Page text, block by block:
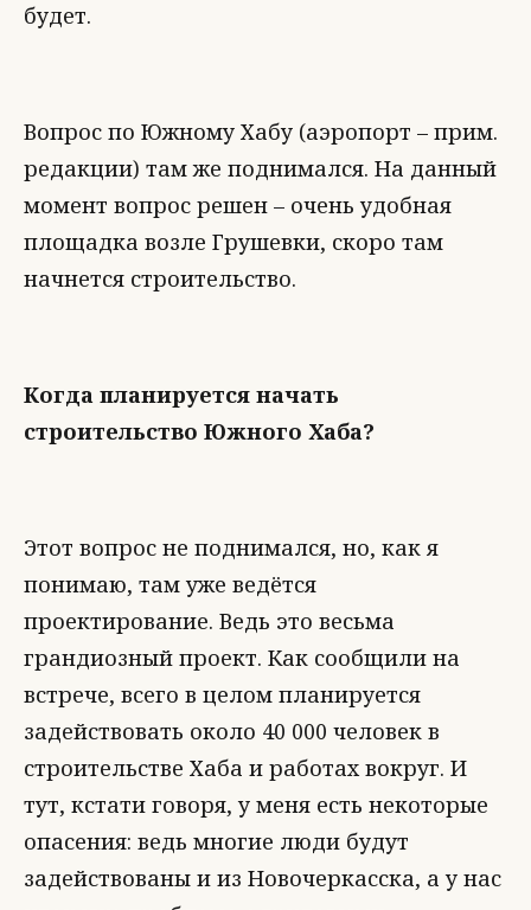
будет.
Вопрос по Южному Хабу (аэропорт – прим.
редакции) там же поднимался. На данный
момент вопрос решен – очень удобная
площадка возле Грушевки, скоро там
начнется строительство.
Когда планируется начать
строительство Южного Хаба?
Этот вопрос не поднимался, но, как я
понимаю, там уже ведётся
проектирование. Ведь это весьма
грандиозный проект. Как сообщили на
встрече, всего в целом планируется
задействовать около 40 000 человек в
строительстве Хаба и работах вокруг. И
тут, кстати говоря, у меня есть некоторые
опасения: ведь многие люди будут
задействованы и из Новочеркасска, а у нас